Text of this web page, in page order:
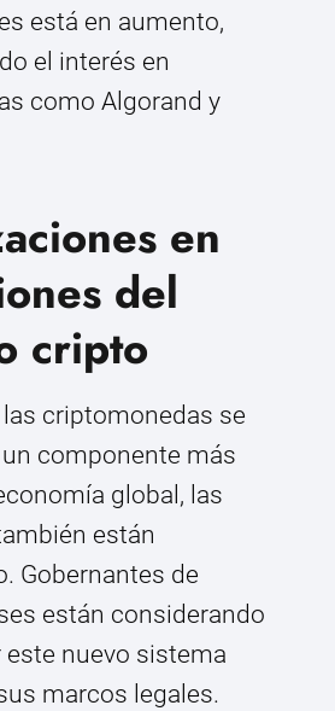
está en aumento,
el interés en
como Algorand y
en
del
cripto
criptomonedas se
componente más
global, las
están
Gobernantes de
están considerando
nuevo sistema
marcos legales.